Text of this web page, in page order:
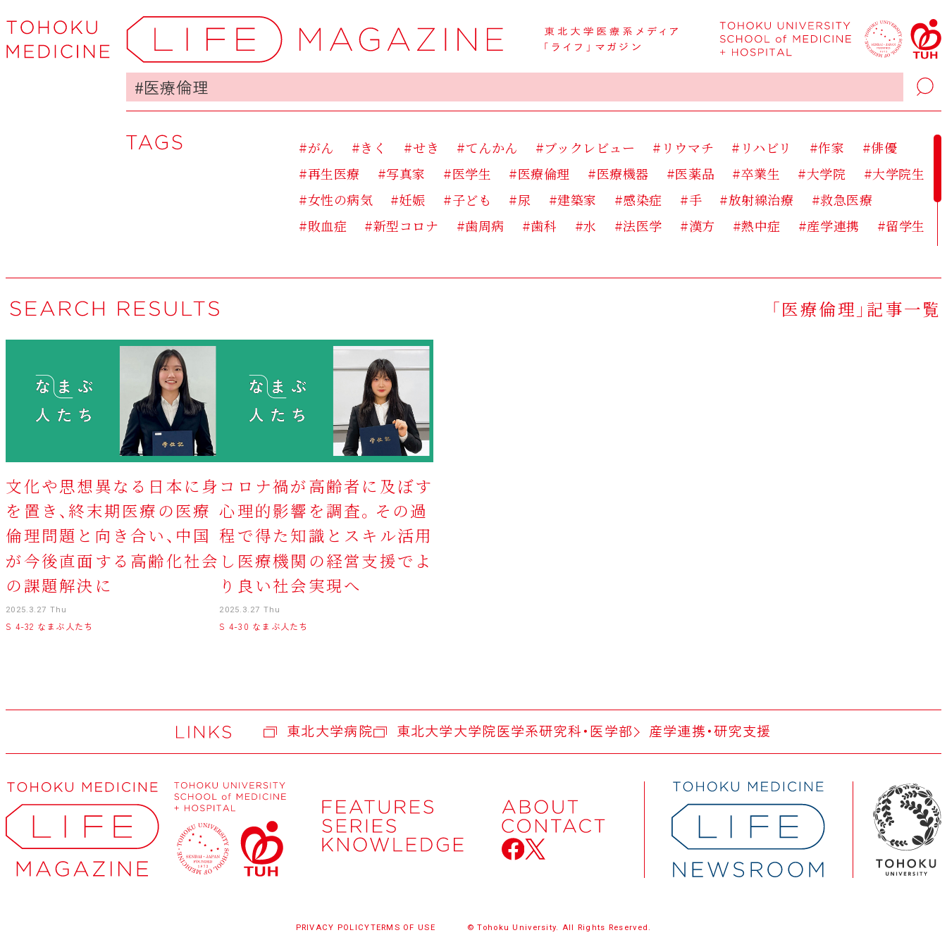
#がん #きく #せき #てんかん #ブックレビュー #リウマチ #リハビリ #作家
#俳優
#再生医療
#写真家 #医学生 #医療倫理 #医療機器 #医薬品 #卒業生 #大学院
#大学院生
#女性の病気
#妊娠 #子ども #尿 #建築家 #感染症 #手 #放射線治療
#救急医療
#敗血症
#新型コロナ #歯周病 #歯科 #水 #法医学 #漢方 #熱中症 #産学連携
#留学生
#糖尿病
#老化 #肥満 #肩凝り #脳卒中 #臨床宗教師 #芸人 #薬 #薬剤師
#認知症
「医療倫理」記事一覧
文化や思想異なる日本に身
を置き、終末期医療の医療
倫理問題と向き合い、中国
が今後直面する高齢化社会
の課題解決に
2025.3.27 Thu
S 4-32 なまぶ人たち
コロナ禍が高齢者に及ぼす
心理的影響を調査。その過
程で得た知識とスキル活用
し医療機関の経営支援でよ
り良い社会実現へ
2025.3.27 Thu
S 4-30 なまぶ人たち
東北大学病院 東北大学大学院医学系研究科・医学部 産学連携・研究支援
PRIVACY POLICYTERMS OF USE © Tohoku University. All Rights Reserved.